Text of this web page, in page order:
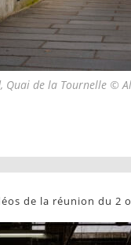
Quai de la Tournelle ©
de la réunion du 2